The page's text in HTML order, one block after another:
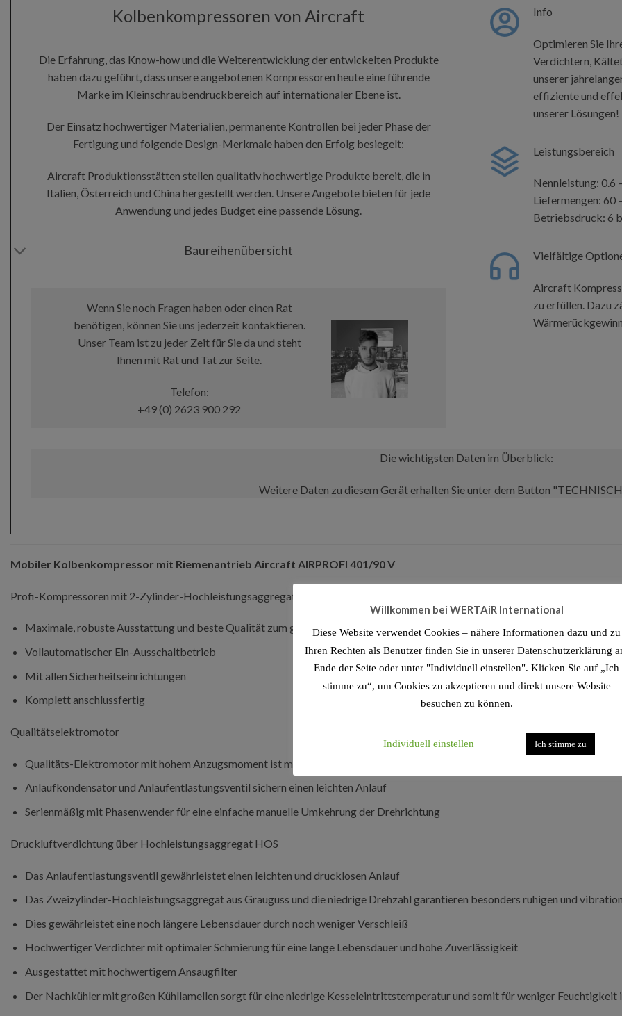
Kolbenkompressoren von Aircraft
Die Erfahrung, das Know-how und die Weiterentwicklung der entwickelten Produkte
haben dazu geführt, dass unsere angebotenen Kompressoren heute eine führende
Marke im Kleinschraubendruckbereich auf internationaler Ebene ist.
Der Einsatz hochwertiger Materialien, permanente Kontrollen bei jeder Phase der
Fertigung und folgende Design-Merkmale haben den Erfolg besiegelt:
Aircraft Produktionsstätten stellen qualitativ hochwertige Produkte bereit, die in
Italien, Österreich und China hergestellt werden. Unsere Angebote bieten für jede
Anwendung und jedes Budget eine passende Lösung.
Baureihenübersicht
Wenn Sie noch Fragen haben oder einen Rat
benötigen, können Sie uns jederzeit kontaktieren.
Unser Team ist zu jeder Zeit für Sie da und steht
Ihnen mit Rat und Tat zur Seite.
Telefon:
+49 (0) 2623 900 292
Info
Optimieren Sie
Verdichtern,
unserer
effiziente und
unserer Lösungen!
Leistungsbereich
Nennleistung: 0.6
Liefermengen: 60
Betriebsdruck: 6
Vielfältige
Aircraft
zu erfüllen. Dazu
Die wichtigsten Daten im Überblick:
Weitere Daten zu diesem Gerät erhalten Sie unter dem Button
Mobiler Kolbenkompressor mit Riemenantrieb Aircraft AIRPROFI 401/90 V
Profi-Kompressoren mit 2-Zylinder-Hochleistungsaggregat aus Grauguss und maximaler Ausstattung
Maximale, robuste Ausstattung und beste Qualität zum günstigen Preis
Vollautomatischer Ein-Ausschaltbetrieb
Mit allen Sicherheitseinrichtungen
Komplett anschlussfertig
Qualitätselektromotor
Qualitäts-Elektromotor mit hohem Anzugsmoment ist mit einem Motorschutzschalter ausgestattet
Anlaufkondensator und Anlaufentlastungsventil sichern einen leichten Anlauf
Serienmäßig mit Phasenwender für eine einfache manuelle Umkehrung der Drehrichtung
Druckluftverdichtung über Hochleistungsaggregat HOS
Das Anlaufentlastungsventil gewährleistet einen leichten und drucklosen Anlauf
Das Zweizylinder-Hochleistungsaggregat aus Grauguss und die niedrige Drehzahl garantieren besonders ruhigen und
Dies gewährleistet eine noch längere Lebensdauer durch noch weniger Verschleiß
Hochwertiger Verdichter mit optimaler Schmierung für eine lange Lebensdauer und hohe Zuverlässigkeit
Ausgestattet mit hochwertigem Ansaugfilter
Der Nachkühler mit großen Kühllamellen sorgt für eine niedrige Kesseleintrittstemperatur und somit für weniger
Willkommen bei WERTAiR International
Diese Website verwendet Cookies – nähere Informationen dazu und zu
Ihren Rechten als Benutzer finden Sie in unserer Datenschutzerklärung
Ende der Seite oder unter "Individuell einstellen". Klicken Sie auf „Ich
stimme zu“, um Cookies zu akzeptieren und direkt unsere Website
besuchen zu können.
Individuell einstellen Ich stimme zu